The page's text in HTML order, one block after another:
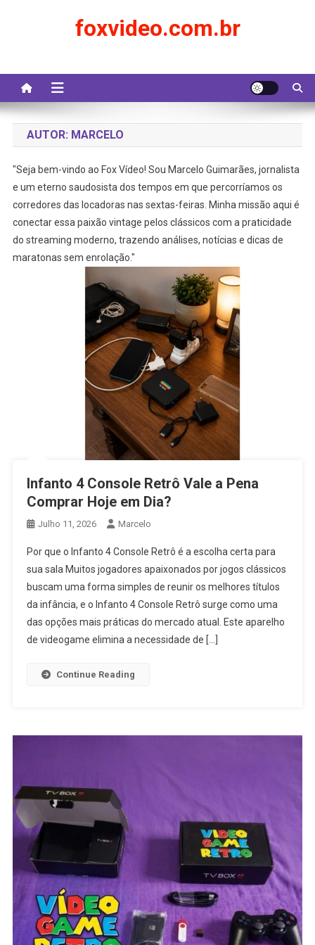
foxvideo.com.br
AUTOR: MARCELO
"Seja bem-vindo ao Fox Vídeo! Sou Marcelo Guimarães, jornalista
e um eterno saudosista dos tempos em que percorríamos os
corredores das locadoras nas sextas-feiras. Minha missão aqui é
conectar essa paixão vintage pelos clássicos com a praticidade
do streaming moderno, trazendo análises, notícias e dicas de
maratonas sem enrolação."
Infanto 4 Console Retrô Vale a Pena
Comprar Hoje em Dia?
Julho 11, 2026 Marcelo
Por que o Infanto 4 Console Retrô é a escolha certa para
sua sala Muitos jogadores apaixonados por jogos clássicos
buscam uma forma simples de reunir os melhores títulos
da infância, e o Infanto 4 Console Retrô surge como uma
das opções mais práticas do mercado atual. Este aparelho
de videogame elimina a necessidade de […]
Continue Reading